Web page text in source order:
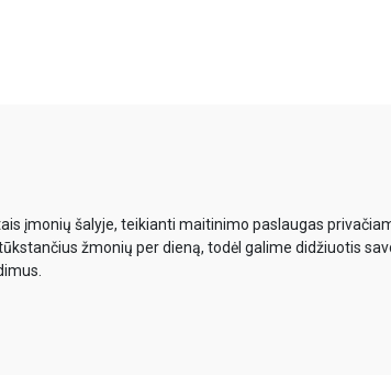
įmonių šalyje, teikianti maitinimo paslaugas
žmonių per dieną, todėl galime didžiuotis